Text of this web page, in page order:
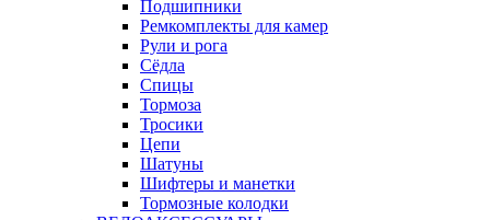
Подшипники
Ремкомплекты для камер
Рули и рога
Сёдла
Спицы
Тормоза
Тросики
Цепи
Шатуны
Шифтеры и манетки
Тормозные колодки